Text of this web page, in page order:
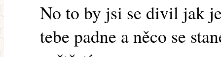
No to by jsi se divil jak
tebe padne a něco se